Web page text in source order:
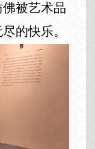
被艺术品
的快乐。